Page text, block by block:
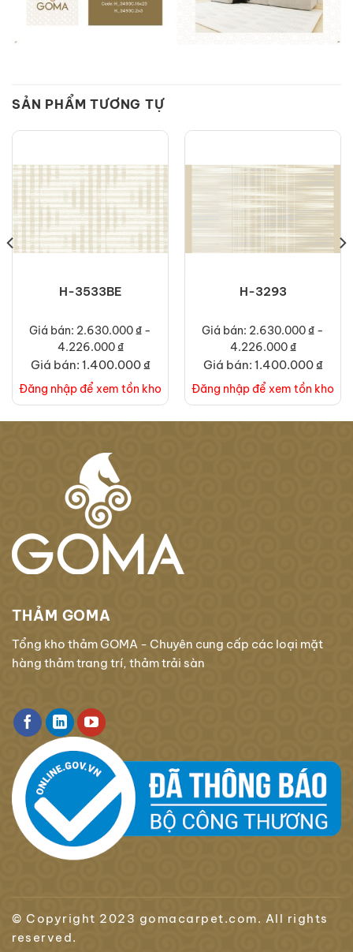
SẢN PHẨM TƯƠNG TỰ
H-3533BE
Giá bán: 2.630.000 ₫ -
4.226.000 ₫
Giá bán: 1.400.000 ₫
Đăng nhập để xem tồn kho
H-3293
Giá bán: 2.630.000 ₫ -
4.226.000 ₫
Giá bán: 1.400.000 ₫
Đăng nhập để xem tồn kho
THẢM GOMA
Tổng kho thảm GOMA - Chuyên cung cấp các loại mặt
hàng thảm trang trí, thảm trải sàn
© Copyright 2023 gomacarpet.com. All rights
reserved.